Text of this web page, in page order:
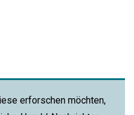
erforschen möchten,